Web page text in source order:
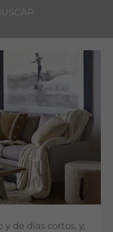
de días cortos, y,